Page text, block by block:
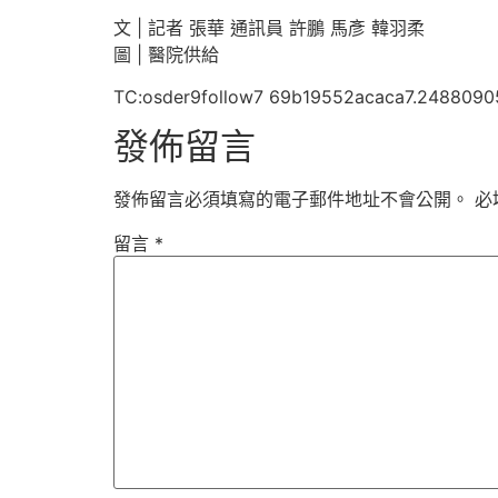
文 | 記者 張華 通訊員 許鵬 馬彥 韓羽柔
圖 | 醫院供給
TC:osder9follow7
發佈留言
發佈留言必須填寫的電子郵件地址不會公開。 必
留言 *